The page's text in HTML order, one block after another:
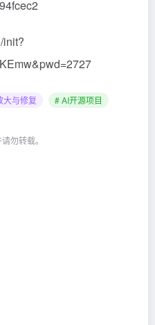
init?
大与修复 # AI开源项目
勿转载。